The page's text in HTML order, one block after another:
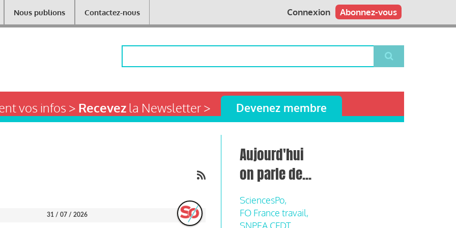
Nous publions Contactez-nous Abonnez-vous
Connexion
vos infos > Recevezla Newsletter > Devenez membre
31 / 07 / 2026
Aujourd'hui
on parle de...
SciencesPo,
FO France travail,
SNPEA CFDT